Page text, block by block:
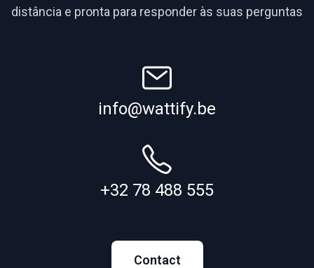
distância e pronta para responder às suas perguntas
info@wattify.be
+32 78 488 555
Contact